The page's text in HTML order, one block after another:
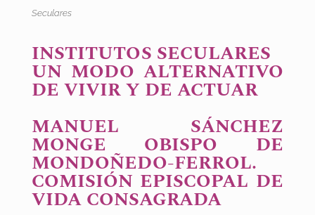
Seculares
INSTITUTOS SECULARES
UN MODO ALTERNATIVO
DE VIVIR Y DE ACTUAR
MANUEL SÁNCHEZ
MONGE OBISPO DE
MONDOÑEDO-FERROL.
COMISIÓN EPISCOPAL DE
VIDA CONSAGRADA